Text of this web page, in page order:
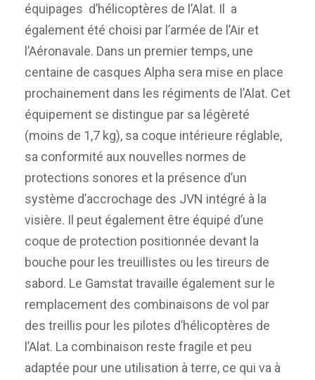
équipages d’hélicoptères de l’Alat. Il a
également été choisi par l’armée de l’Air et
l’Aéronavale. Dans un premier temps, une
centaine de casques Alpha sera mise en place
prochainement dans les régiments de l’Alat. Cet
équipement se distingue par sa légèreté
(moins de 1,7 kg), sa coque intérieure réglable,
sa conformité aux nouvelles normes de
protections sonores et la présence d’un
système d’accrochage des JVN intégré à la
visière. Il peut également être équipé d’une
coque de protection positionnée devant la
bouche pour les treuillistes ou les tireurs de
sabord. Le Gamstat travaille également sur le
remplacement des combinaisons de vol par
des treillis pour les pilotes d’hélicoptères de
l’Alat. La combinaison reste fragile et peu
adaptée pour une utilisation à terre, ce qui va à